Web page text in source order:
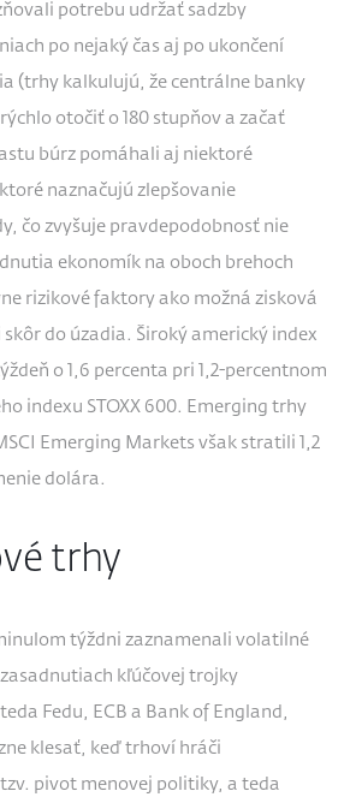
potrebu udržať sadzby
po nejaký čas aj po ukončení
(trhy kalkulujú, že centrálne banky
otočiť o 180 stupňov a začať
búrz pomáhali aj niektoré
naznačujú zlepšovanie
čo zvyšuje pravdepodobnosť nie
ekonomík na oboch brehoch
rizikové faktory ako možná zisková
do úzadia. Široký americký index
o 1,6 percenta pri 1,2-percentnom
indexu STOXX 600. Emerging trhy
Emerging Markets však stratili 1,2
dolára.
trhy
týždni zaznamenali volatilné
kľúčovej trojky
Fedu, ECB a Bank of England,
klesať, keď trhoví hráči
pivot menovej politiky, a teda